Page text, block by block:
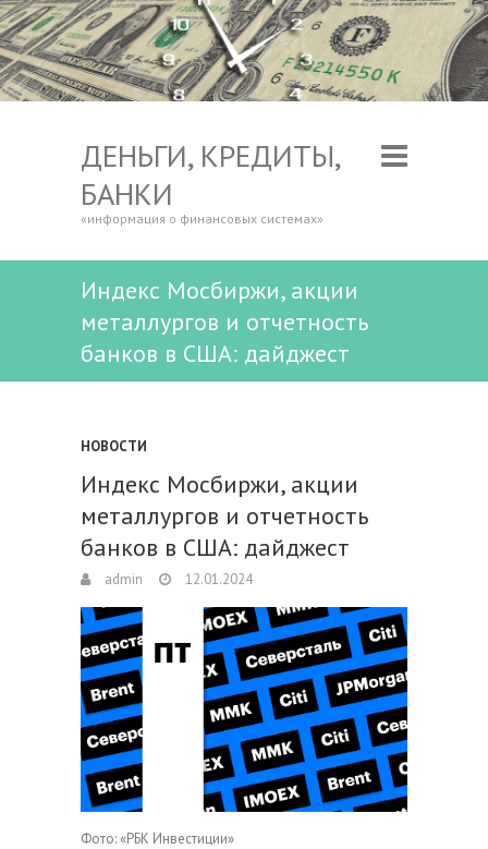
ДЕНЬГИ, КРЕДИТЫ,
БАНКИ
«информация о финансовых системах»
Индекс Мосбиржи, акции
металлургов и отчетность
банков в США: дайджест
НОВОСТИ
Индекс Мосбиржи, акции
металлургов и отчетность
банков в США: дайджест
admin 12.01.2024
Фото: «РБК Инвестиции»